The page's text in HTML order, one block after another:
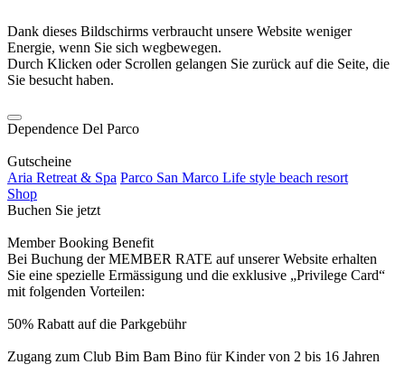
Dank dieses Bildschirms verbraucht unsere Website weniger
Energie, wenn Sie sich wegbewegen.
Durch Klicken oder Scrollen gelangen Sie zurück auf die Seite, die
Sie besucht haben.
Dependence Del Parco
Gutscheine
Aria Retreat & Spa Parco San Marco Life style beach resort
Shop
Buchen Sie jetzt
Member Booking Benefit
Bei Buchung der MEMBER RATE auf unserer Website erhalten
Sie eine spezielle Ermässigung und die exklusive „Privilege Card“
mit folgenden Vorteilen:
50% Rabatt auf die Parkgebühr
Zugang zum Club Bim Bam Bino für Kinder von 2 bis 16 Jahren